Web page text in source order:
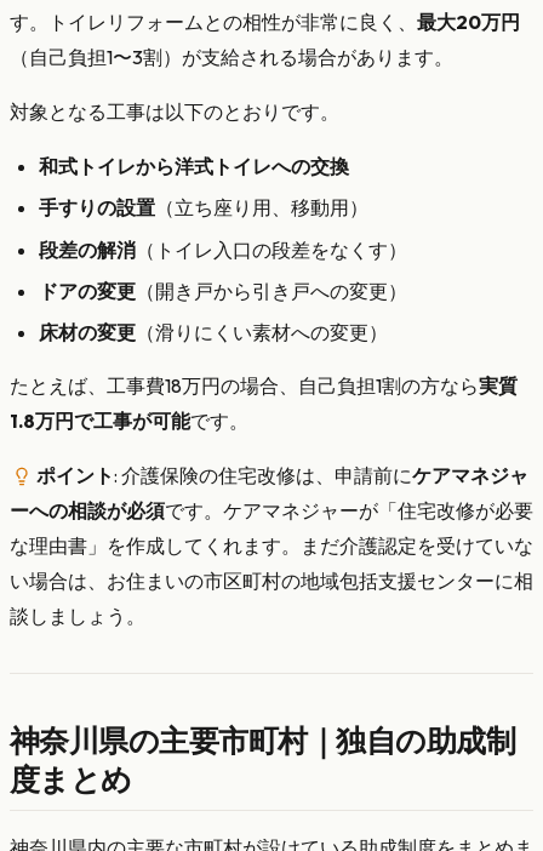
す。トイレリフォームとの相性が非常に良く、 最大20万円
（自己負担1〜3割）が支給される場合があります。
対象となる工事は以下のとおりです。
和式トイレから洋式トイレへの交換
手すりの設置 （立ち座り用、移動用）
段差の解消 （トイレ入口の段差をなくす）
ドアの変更 （開き戸から引き戸への変更）
床材の変更 （滑りにくい素材への変更）
たとえば、工事費18万円の場合、自己負担1割の方なら実質
1.8万円で工事が可能です。
ポイント: 介護保険の住宅改修は、申請前にケアマネジャ
ーへの相談が必須です。ケアマネジャーが「住宅改修が必要
な理由書」を作成してくれます。まだ介護認定を受けていな
い場合は、お住まいの市区町村の地域包括支援センターに相
談しましょう。
神奈川県の主要市町村｜独自の助成制
度まとめ